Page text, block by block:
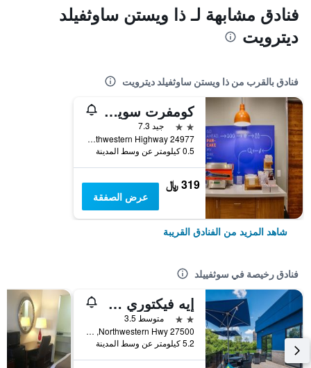
فنادق مشابهة لـ ذا ويستن ساوثفيلد
ديترويت
فنادق بالقرب من ذا ويستن ساوثفيلد ديترويت
كومفرت سويتس ساوثفيلد/ديترويت
2 نجمتين
جيد 7.3
24977 Northwestern Highway, سوثفييلد, MI, الولايات المتحدة الأميريكية
0.5 كيلومتر عن وسط المدينة
319 ﷼
عرض الصفقة
شاهد المزيد من الفنادق القريبة
فنادق رخيصة في سوثفييلد
إيه فيكتوري هوتل آند سويتس
2 نجمتين
متوسط 3.5
27500 Northwestern Hwy, سوثفييلد, MI, الولايات المتحدة الأميريكية
5.2 كيلومتر عن وسط المدينة